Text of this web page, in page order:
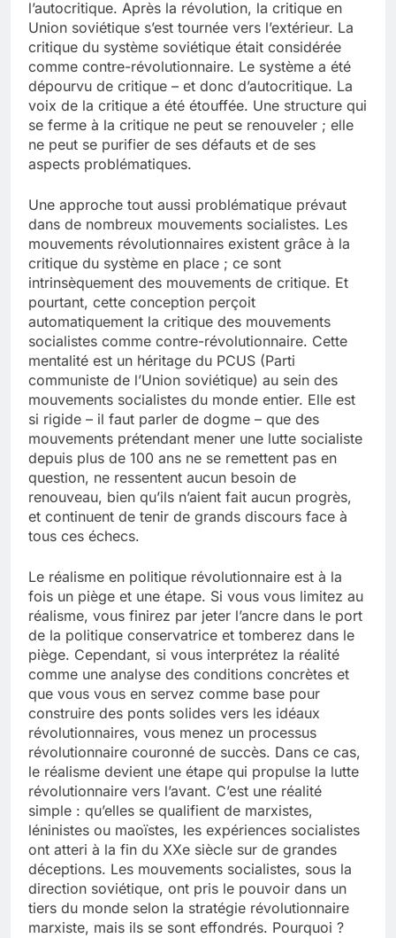
l’autocritique. Après la révolution, la critique en
Union soviétique s’est tournée vers l’extérieur. La
critique du système soviétique était considérée
comme contre-révolutionnaire. Le système a été
dépourvu de critique – et donc d’autocritique. La
voix de la critique a été étouffée. Une structure qui
se ferme à la critique ne peut se renouveler ; elle
ne peut se purifier de ses défauts et de ses
aspects problématiques.
Une approche tout aussi problématique prévaut
dans de nombreux mouvements socialistes. Les
mouvements révolutionnaires existent grâce à la
critique du système en place ; ce sont
intrinsèquement des mouvements de critique. Et
pourtant, cette conception perçoit
automatiquement la critique des mouvements
socialistes comme contre-révolutionnaire. Cette
mentalité est un héritage du PCUS (Parti
communiste de l’Union soviétique) au sein des
mouvements socialistes du monde entier. Elle est
si rigide – il faut parler de dogme – que des
mouvements prétendant mener une lutte socialiste
depuis plus de 100 ans ne se remettent pas en
question, ne ressentent aucun besoin de
renouveau, bien qu’ils n’aient fait aucun progrès,
et continuent de tenir de grands discours face à
tous ces échecs.
Le réalisme en politique révolutionnaire est à la
fois un piège et une étape. Si vous vous limitez au
réalisme, vous finirez par jeter l’ancre dans le port
de la politique conservatrice et tomberez dans le
piège. Cependant, si vous interprétez la réalité
comme une analyse des conditions concrètes et
que vous vous en servez comme base pour
construire des ponts solides vers les idéaux
révolutionnaires, vous menez un processus
révolutionnaire couronné de succès. Dans ce cas,
le réalisme devient une étape qui propulse la lutte
révolutionnaire vers l’avant. C’est une réalité
simple : qu’elles se qualifient de marxistes,
léninistes ou maoïstes, les expériences socialistes
ont atteri à la fin du XXe siècle sur de grandes
déceptions. Les mouvements socialistes, sous la
direction soviétique, ont pris le pouvoir dans un
tiers du monde selon la stratégie révolutionnaire
marxiste, mais ils se sont effondrés. Pourquoi ?